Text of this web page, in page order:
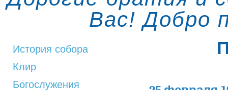
Вас! Добро
История собора
Клир
Богослужения